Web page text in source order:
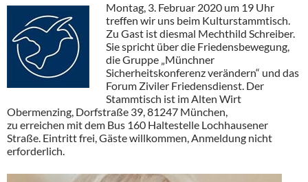
Montag, 3. Februar 2020 um 19 Uhr
treffen wir uns beim Kulturstammtisch.
Zu Gast ist diesmal Mechthild Schreiber.
Sie spricht über die Friedensbewegung,
die Gruppe „Münchner
Sicherheitskonferenz verändern“ und das
Forum Ziviler Friedensdienst. Der
Stammtisch ist im Alten Wirt
Obermenzing, Dorfstraße 39, 81247 München,
zu erreichen mit dem Bus 160 Haltestelle Lochhausener
Straße. Eintritt frei, Gäste willkommen, Anmeldung nicht
erforderlich.